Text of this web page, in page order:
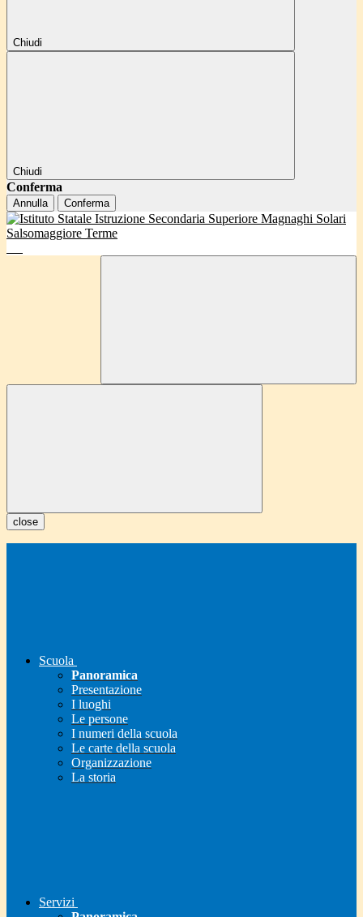
Chiudi
Chiudi
Conferma
Annulla Conferma
close
Scuola
Panoramica
Presentazione
I luoghi
Le persone
I numeri della scuola
Le carte della scuola
Organizzazione
La storia
Servizi